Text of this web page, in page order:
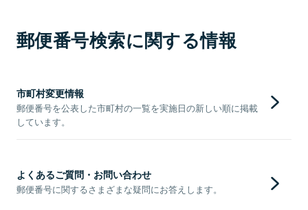
郵便番号検索に関する情報
市町村変更情報
郵便番号を公表した市町村の一覧を実施日の新しい順に掲載
しています。
よくあるご質問・お問い合わせ
郵便番号に関するさまざまな疑問にお答えします。